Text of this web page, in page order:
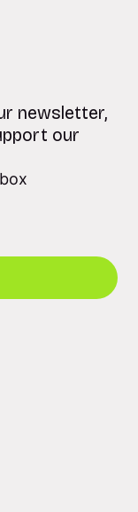
newsletter,
our